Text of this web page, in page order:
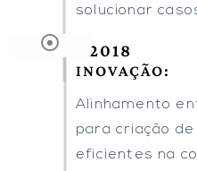
solucionar
2018
INOVAÇÃO:
Alinhamento
para criação
eficientes na